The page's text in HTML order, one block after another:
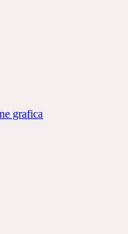
grafica